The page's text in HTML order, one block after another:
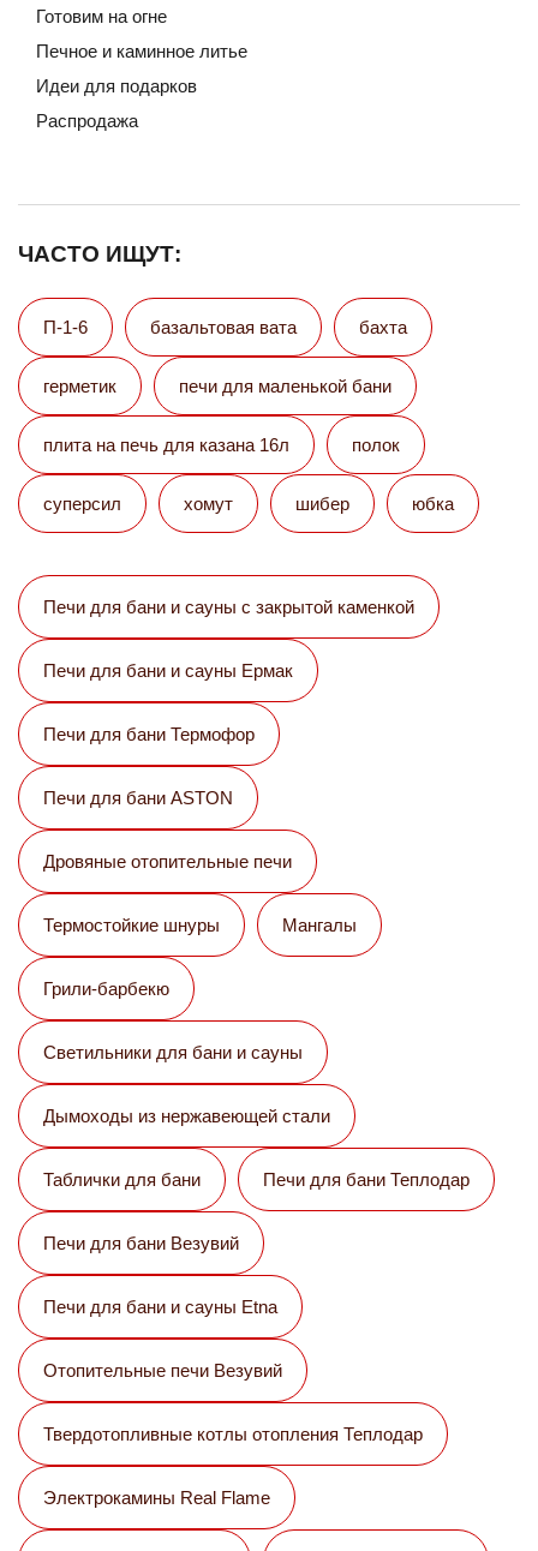
Готовим на огне
Печное и каминное литье
Идеи для подарков
Распродажа
ЧАСТО ИЩУТ:
П-1-6 базальтовая вата бахта
герметик печи для маленькой бани
плита на печь для казана 16л полок
суперсил хомут шибер юбка
Печи для бани и сауны с закрытой каменкой
Печи для бани и сауны Eрмак
Печи для бани Термофор
Печи для бани ASTON
Дровяные отопительные печи
Термостойкие шнуры Мангалы
Грили-барбекю
Светильники для бани и сауны
Дымоходы из нержавеющей стали
Таблички для бани Печи для бани Теплодар
Печи для бани Везувий
Печи для бани и сауны Etna
Отопительные печи Везувий
Твердотопливные котлы отопления Теплодар
Электрокамины Real Flame